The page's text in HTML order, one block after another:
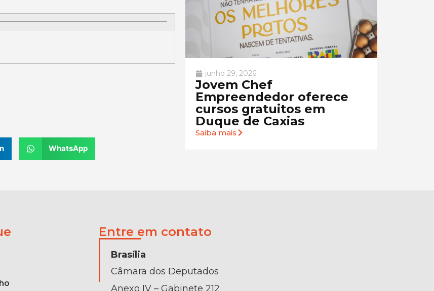
WhatsApp
junho 29, 2026
Jovem Chef
Empreendedor oferece
cursos gratuitos em
Duque de Caxias
Saiba mais
Entre em contato
Brasília
Câmara dos Deputados
Anexo IV – Gabinete 212